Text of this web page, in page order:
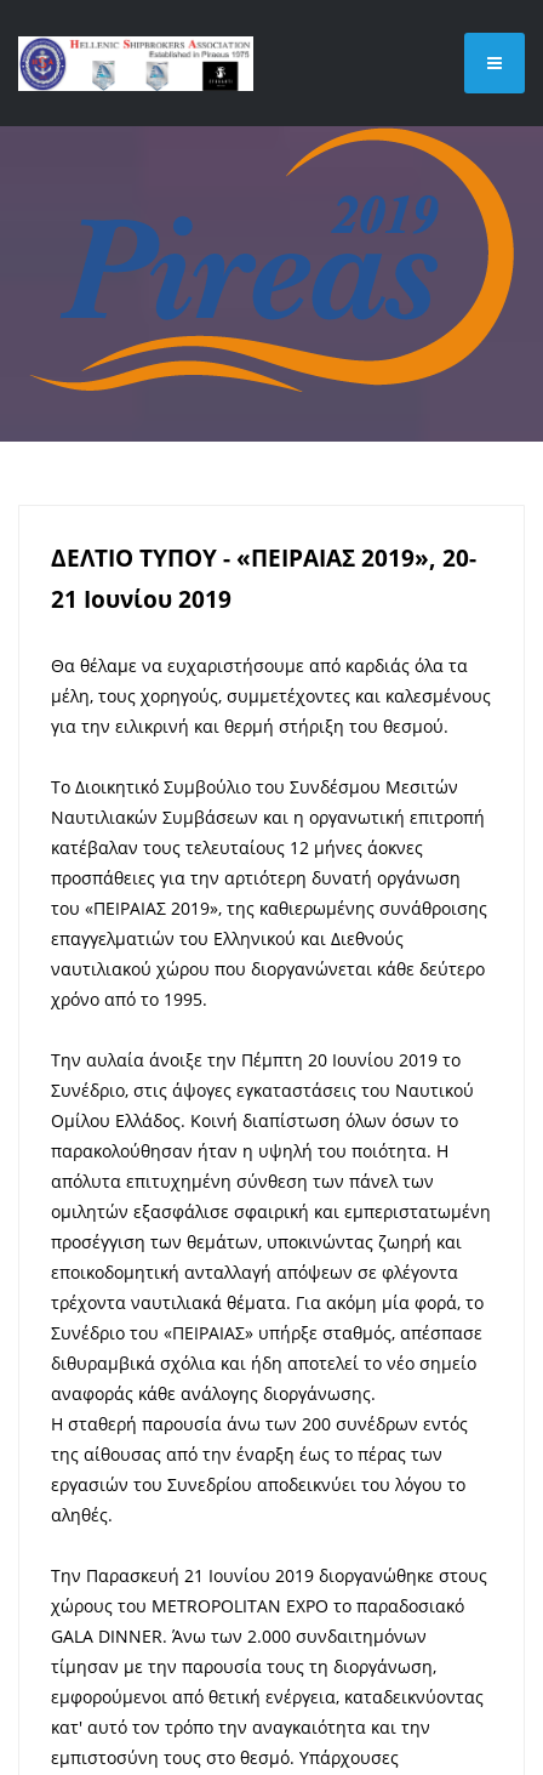
ΔΕΛΤΙΟ ΤΥΠΟΥ - «ΠΕΙΡΑΙΑΣ 2019», 20-
21 Ιουνίου 2019
Θα θέλαμε να ευχαριστήσουμε από καρδιάς όλα τα
μέλη, τους χορηγούς, συμμετέχοντες και καλεσμένους
για την ειλικρινή και θερμή στήριξη του θεσμού.
Το Διοικητικό Συμβούλιο του Συνδέσμου Μεσιτών
Ναυτιλιακών Συμβάσεων και η οργανωτική επιτροπή
κατέβαλαν τους τελευταίους 12 μήνες άοκνες
προσπάθειες για την αρτιότερη δυνατή οργάνωση
του «ΠΕΙΡΑΙΑΣ 2019», της καθιερωμένης συνάθροισης
επαγγελματιών του Ελληνικού και Διεθνούς
ναυτιλιακού χώρου που διοργανώνεται κάθε δεύτερο
χρόνο από το 1995.
Την αυλαία άνοιξε την Πέμπτη 20 Ιουνίου 2019 το
Συνέδριο, στις άψογες εγκαταστάσεις του Ναυτικού
Ομίλου Ελλάδος. Κοινή διαπίστωση όλων όσων το
παρακολούθησαν ήταν η υψηλή του ποιότητα. Η
απόλυτα επιτυχημένη σύνθεση των πάνελ των
ομιλητών εξασφάλισε σφαιρική και εμπεριστατωμένη
προσέγγιση των θεμάτων, υποκινώντας ζωηρή και
εποικοδομητική ανταλλαγή απόψεων σε φλέγοντα
τρέχοντα ναυτιλιακά θέματα. Για ακόμη μία φορά, το
Συνέδριο του «ΠΕΙΡΑΙΑΣ» υπήρξε σταθμός, απέσπασε
διθυραμβικά σχόλια και ήδη αποτελεί το νέο σημείο
αναφοράς κάθε ανάλογης διοργάνωσης.
Η σταθερή παρουσία άνω των 200 συνέδρων εντός
της αίθουσας από την έναρξη έως το πέρας των
εργασιών του Συνεδρίου αποδεικνύει του λόγου το
αληθές.
Την Παρασκευή 21 Ιουνίου 2019 διοργανώθηκε στους
χώρους του METROPOLITAN EXPO το παραδοσιακό
GALA DINNER. Άνω των 2.000 συνδαιτημόνων
τίμησαν με την παρουσία τους τη διοργάνωση,
εμφορούμενοι από θετική ενέργεια, καταδεικνύοντας
κατ' αυτό τον τρόπο την αναγκαιότητα και την
εμπιστοσύνη τους στο θεσμό. Υπάρχουσες